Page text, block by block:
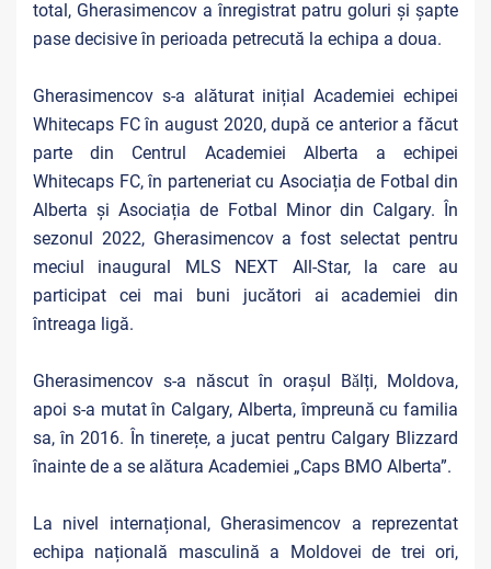
total, Gherasimencov a înregistrat patru goluri și șapte
pase decisive în perioada petrecută la echipa a doua.
Gherasimencov s-a alăturat inițial Academiei echipei
Whitecaps FC în august 2020, după ce anterior a făcut
parte din Centrul Academiei Alberta a echipei
Whitecaps FC, în parteneriat cu Asociația de Fotbal din
Alberta și Asociația de Fotbal Minor din Calgary. În
sezonul 2022, Gherasimencov a fost selectat pentru
meciul inaugural MLS NEXT All-Star, la care au
participat cei mai buni jucători ai academiei din
întreaga ligă.
Gherasimencov s-a născut în orașul Bǎlți, Moldova,
apoi s-a mutat în Calgary, Alberta, împreună cu familia
sa, în 2016. În tinerețe, a jucat pentru Calgary Blizzard
înainte de a se alătura Academiei „Caps BMO Alberta”.
La nivel internațional, Gherasimencov a reprezentat
echipa națională masculină a Moldovei de trei ori,